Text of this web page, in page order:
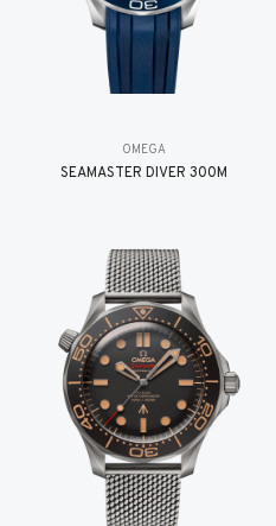
OMEGA
SEAMASTER DIVER 300M